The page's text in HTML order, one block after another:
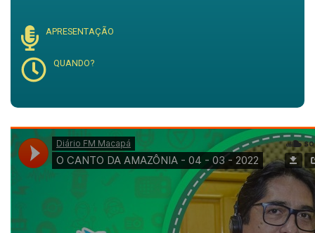
APRESENTAÇÃO
QUANDO?